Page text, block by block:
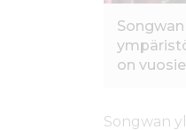
on
Songwan